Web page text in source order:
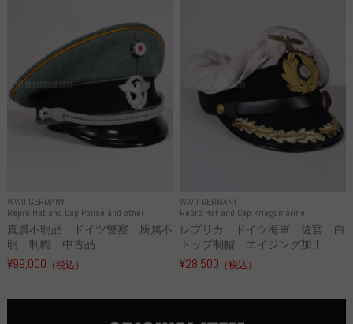
WWII GERMANY
Repro Hat and Cap Police and other
真贋不明品 ドイツ警察 所属不
明 制帽 中古品
¥99,000 （税込）
WWII GERMANY
Repro Hat and Cap Kriegsmarine
レプリカ ドイツ海軍 佐官 白
トップ制帽 エイジング加工 ...
¥28,500 （税込）